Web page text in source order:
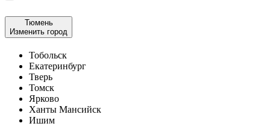
Тюмень
Изменить город
Тобольск
Екатеринбург
Тверь
Томск
Ярково
Ханты Мансийск
Ишим